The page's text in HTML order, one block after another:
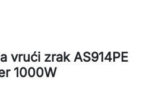
vrući zrak AS914PE
1000W